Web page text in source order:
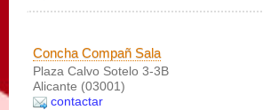
Concha Compañ Sala
Plaza Calvo Sotelo 3-3B
Alicante (03001)
contactar